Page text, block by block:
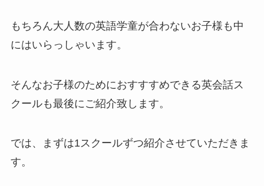
もちろん大人数の英語学童が合わないお子様も中
にはいらっしゃいます。
そんなお子様のためにおすすすめできる英会話ス
クールも最後にご紹介致します。
では、まずは1スクールずつ紹介させていただきま
す。